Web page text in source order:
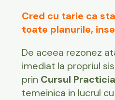
Cred cu tarie ca
toate planurile,
De aceea rezonez
imediat la propriul
prin Cursul
temeinica in lucrul